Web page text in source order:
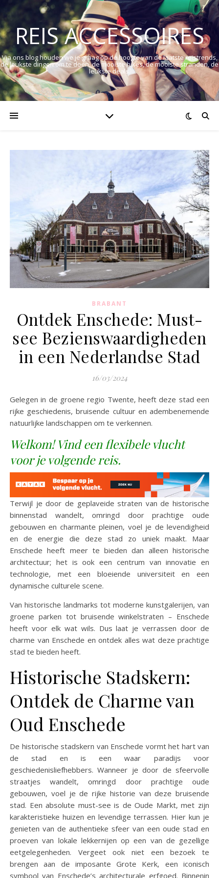
REIS ACCESSOIRES
Via ons blog houden we je graag op de hoogte van de laatste reistrends,
de leukste dingen om te doen, de mooiste hikes, de mooiste stranden, de
leukste deals.
BRABANT
Ontdek Enschede: Must-
see Bezienswaardigheden
in een Nederlandse Stad
16/03/2024
Gelegen in de groene regio Twente, heeft deze stad een
rijke geschiedenis, bruisende cultuur en adembenemende
natuurlijke landschappen om te verkennen.
Welkom! Vind een flexibele vlucht
voor je volgende reis.
Terwijl je door de geplaveide straten van de historische
binnenstad wandelt, omringd door prachtige oude
gebouwen en charmante pleinen, voel je de levendigheid
en de energie die deze stad zo uniek maakt. Maar
Enschede heeft meer te bieden dan alleen historische
architectuur; het is ook een centrum van innovatie en
technologie, met een bloeiende universiteit en een
dynamische culturele scene.
Van historische landmarks tot moderne kunstgalerijen, van
groene parken tot bruisende winkelstraten – Enschede
heeft voor elk wat wils. Dus laat je verrassen door de
charme van Enschede en ontdek alles wat deze prachtige
stad te bieden heeft.
Historische Stadskern:
Ontdek de Charme van
Oud Enschede
De historische stadskern van Enschede vormt het hart van
de stad en is een waar paradijs voor
geschiedenisliefhebbers. Wanneer je door de sfeervolle
straatjes wandelt, omringd door prachtige oude
gebouwen, voel je de rijke historie van deze bruisende
stad. Een absolute must-see is de Oude Markt, met zijn
karakteristieke huizen en levendige terrassen. Hier kun je
genieten van de authentieke sfeer van een oude stad en
proeven van lokale lekkernijen op een van de gezellige
eetgelegenheden. Vergeet ook niet een bezoek te
brengen aan de imposante Grote Kerk, een iconisch
symbool van Enschede’s architecturale erfgoed. Binnenin